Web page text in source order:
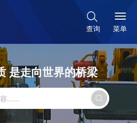

查询 菜单
是走向世界的桥梁
